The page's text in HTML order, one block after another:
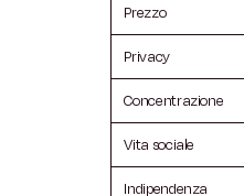
Prezzo
Privacy
Concentrazione
Vita sociale
Indipendenza